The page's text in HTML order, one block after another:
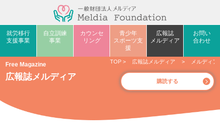
就労移行
支援事業
自立訓練
事業
カウンセ
リング
青少年
スポーツ支
援
広報誌
メルディア
お問い
合わせ
Free Magazine
広報誌メルディア
TOP > 広報誌メルディア > メルディア
購読する